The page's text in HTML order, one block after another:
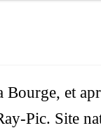
et
Pic. Site